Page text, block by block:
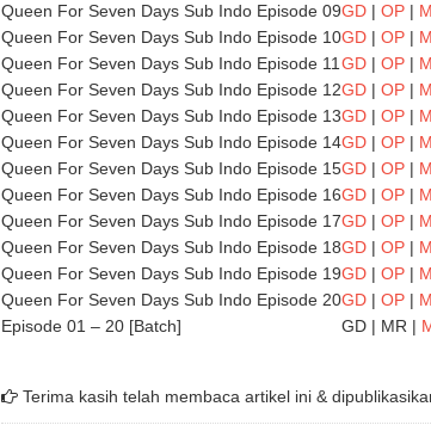
Queen For Seven Days Sub Indo Episode 09GD | OP |
Queen For Seven Days Sub Indo Episode 10GD | OP |
Queen For Seven Days Sub Indo Episode 11GD | OP |
Queen For Seven Days Sub Indo Episode 12GD | OP |
Queen For Seven Days Sub Indo Episode 13GD | OP |
Queen For Seven Days Sub Indo Episode 14GD | OP |
Queen For Seven Days Sub Indo Episode 15GD | OP |
Queen For Seven Days Sub Indo Episode 16GD | OP |
Queen For Seven Days Sub Indo Episode 17GD | OP |
Queen For Seven Days Sub Indo Episode 18GD | OP |
Queen For Seven Days Sub Indo Episode 19GD | OP |
Queen For Seven Days Sub Indo Episode 20GD | OP |
Episode 01 – 20 [Batch]
GD | MR |
Terima kasih telah membaca artikel ini &